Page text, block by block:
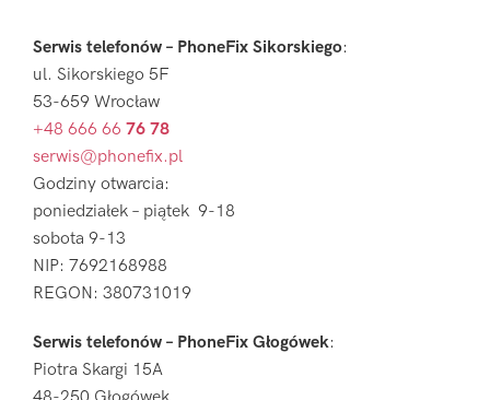
Serwis telefonów – PhoneFix Sikorskiego:
ul. Sikorskiego 5F
53-659 Wrocław
+48 666 66 76 78
serwis@phonefix.pl
Godziny otwarcia:
poniedziałek – piątek 9-18
sobota 9-13
NIP: 7692168988
REGON: 380731019
Serwis telefonów – PhoneFix Głogówek:
Piotra Skargi 15A